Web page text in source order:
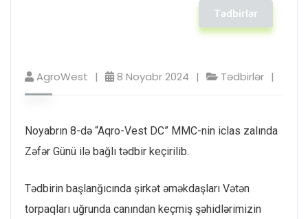
Tədbirlər
AgroWest 8 Noyabr 2024 Tədbirlər
Noyabrın 8-də “Aqro-Vest DC” MMC-nin iclas zalında
Zəfər Günü ilə bağlı tədbir keçirilib.
Tədbirin başlanğıcında şirkət əməkdaşları Vətən
torpaqları uğrunda canından keçmiş şəhidlərimizin